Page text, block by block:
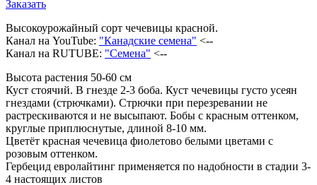
Заказать
Высокоурожайный сорт чечевицы красной.
Канал на YouTube: "Канадские семена" <--
Канал на RUTUBE: "Семена" <--
Высота растения 50-60 см
Куст стоячий. В гнезде 2-3 боба. Куст чечевицы густо усеян
гнездами (стрючками). Стрючки при перезревании не
растрескиваются и не высыпают. Бобы с красным оттенком,
круглые приплюснутые, длиной 8-10 мм.
Цветёт красная чечевица фиолетово белыми цветами с
розовым оттенком.
Гербецид евролайтинг применяется по надобности в стадии 3-
4 настоящих листов